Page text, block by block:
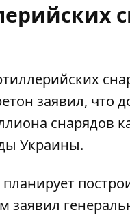
заявил, что
снарядов
Украины.
заявил